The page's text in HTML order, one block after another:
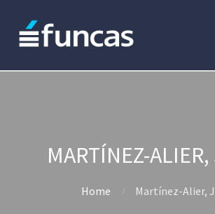
MARTÍNEZ-
Home Martínez-Alier,